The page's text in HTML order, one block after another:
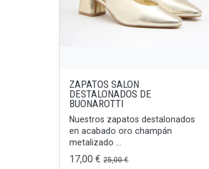
ZAPATOS SALON
DESTALONADOS DE
BUONAROTTI
Nuestros zapatos destalonados
en acabado oro champán
metalizado ...
17,00 €25,00 €